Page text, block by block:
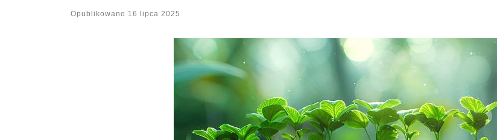
Opublikowano 16 lipca 2025